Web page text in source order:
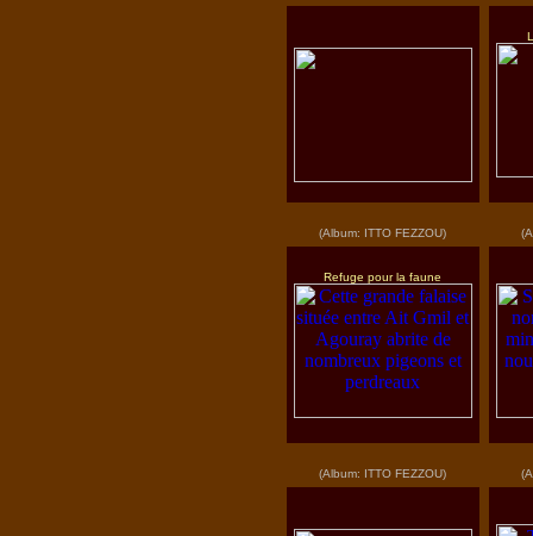
(Album: ITTO FEZZOU)
Refuge pour la faune
(Album: ITTO FEZZOU)